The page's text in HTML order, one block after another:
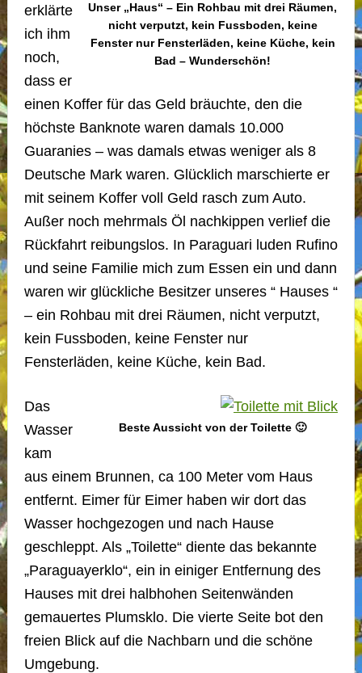
Unser „Haus“ – Ein Rohbau mit drei Räumen,
nicht verputzt, kein Fussboden, keine
Fenster nur Fensterläden, keine Küche, kein
Bad – Wunderschön!
erklärte
ich ihm
noch,
dass er
einen Koffer für das Geld bräuchte, den die
höchste Banknote waren damals 10.000
Guaranies – was damals etwas weniger als 8
Deutsche Mark waren. Glücklich marschierte er
mit seinem Koffer voll Geld rasch zum Auto.
Außer noch mehrmals Öl nachkippen verlief die
Rückfahrt reibungslos. In Paraguari luden Rufino
und seine Familie mich zum Essen ein und dann
waren wir glückliche Besitzer unseres “ Hauses “
– ein Rohbau mit drei Räumen, nicht verputzt,
kein Fussboden, keine Fenster nur
Fensterläden, keine Küche, kein Bad.
Beste Aussicht von der Toilette 🙂
Das
Wasser
kam
aus einem Brunnen, ca 100 Meter vom Haus
entfernt. Eimer für Eimer haben wir dort das
Wasser hochgezogen und nach Hause
geschleppt. Als „Toilette“ diente das bekannte
„Paraguayerklo“, ein in einiger Entfernung des
Hauses mit drei halbhohen Seitenwänden
gemauertes Plumsklo. Die vierte Seite bot den
freien Blick auf die Nachbarn und die schöne
Umgebung.